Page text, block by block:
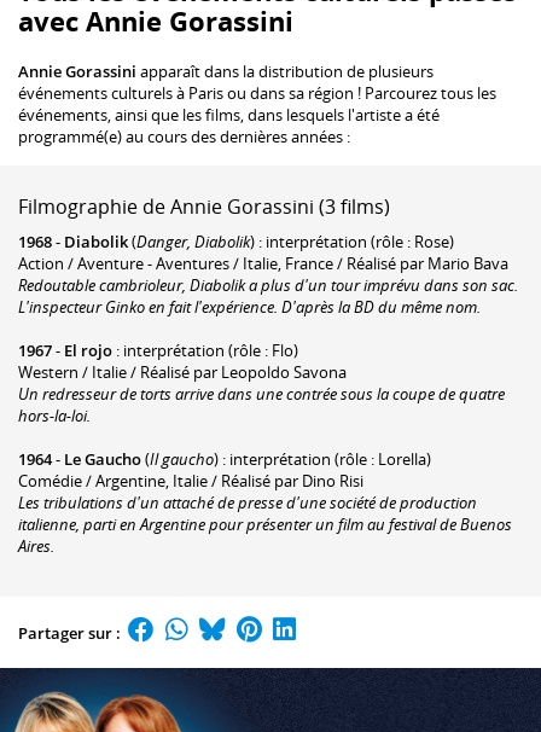
avec Annie Gorassini
Annie Gorassini apparaît dans la distribution de plusieurs
événements culturels à Paris ou dans sa région ! Parcourez tous les
événements, ainsi que les films, dans lesquels l'artiste a été
programmé(e) au cours des dernières années :
Filmographie de Annie Gorassini (3 films)
1968- Diabolik(Danger, Diabolik) : interprétation (rôle : Rose)
Action / Aventure - Aventures / Italie, France / Réalisé par Mario Bava
Redoutable cambrioleur, Diabolik a plus d'un tour imprévu dans son sac.
L'inspecteur Ginko en fait l'expérience. D'après la BD du même nom.
1967- El rojo : interprétation (rôle : Flo)
Western / Italie / Réalisé par Leopoldo Savona
Un redresseur de torts arrive dans une contrée sous la coupe de quatre
hors-la-loi.
1964- Le Gaucho(Il gaucho) : interprétation (rôle : Lorella)
Comédie / Argentine, Italie / Réalisé par Dino Risi
Les tribulations d'un attaché de presse d'une société de production
italienne, parti en Argentine pour présenter un film au festival de Buenos
Aires.
Partager sur :